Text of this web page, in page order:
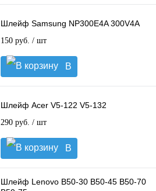
корзину
Шлейф Samsung NP300E4A 300V4A
150 руб. / шт
В
корзину
Шлейф Acer V5-122 V5-132
290 руб. / шт
В
корзину
Шлейф Lenovo B50-30 B50-45 B50-70